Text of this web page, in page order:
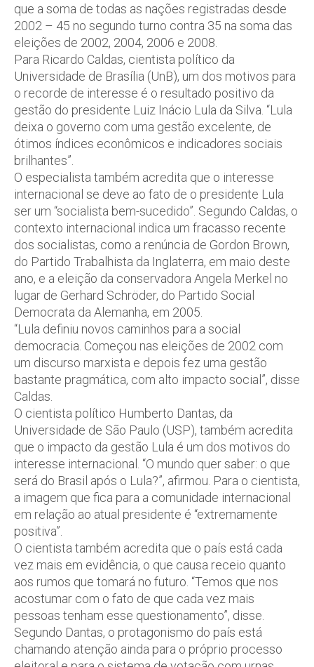
que a soma de todas as nações registradas desde
2002 – 45 no segundo turno contra 35 na soma das
eleições de 2002, 2004, 2006 e 2008.
Para Ricardo Caldas, cientista político da
Universidade de Brasília (UnB), um dos motivos para
o recorde de interesse é o resultado positivo da
gestão do presidente Luiz Inácio Lula da Silva. “Lula
deixa o governo com uma gestão excelente, de
ótimos índices econômicos e indicadores sociais
brilhantes”.
O especialista também acredita que o interesse
internacional se deve ao fato de o presidente Lula
ser um “socialista bem-sucedido”. Segundo Caldas, o
contexto internacional indica um fracasso recente
dos socialistas, como a renúncia de Gordon Brown,
do Partido Trabalhista da Inglaterra, em maio deste
ano, e a eleição da conservadora Angela Merkel no
lugar de Gerhard Schröder, do Partido Social
Democrata da Alemanha, em 2005.
“Lula definiu novos caminhos para a social
democracia. Começou nas eleições de 2002 com
um discurso marxista e depois fez uma gestão
bastante pragmática, com alto impacto social”, disse
Caldas.
O cientista político Humberto Dantas, da
Universidade de São Paulo (USP), também acredita
que o impacto da gestão Lula é um dos motivos do
interesse internacional. “O mundo quer saber: o que
será do Brasil após o Lula?”, afirmou. Para o cientista,
a imagem que fica para a comunidade internacional
em relação ao atual presidente é “extremamente
positiva”.
O cientista também acredita que o país está cada
vez mais em evidência, o que causa receio quanto
aos rumos que tomará no futuro. “Temos que nos
acostumar com o fato de que cada vez mais
pessoas tenham esse questionamento”, disse.
Segundo Dantas, o protagonismo do país está
chamando atenção ainda para o próprio processo